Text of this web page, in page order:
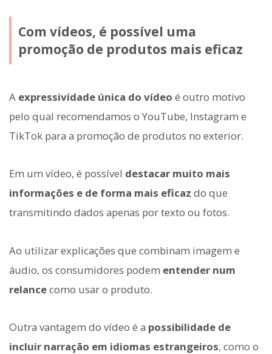
Com vídeos, é possível uma
promoção de produtos mais eficaz
A expressividade única do vídeo é outro motivo
pelo qual recomendamos o YouTube, Instagram e
TikTok para a promoção de produtos no exterior.
Em um vídeo, é possível destacar muito mais
informações e de forma mais eficaz do que
transmitindo dados apenas por texto ou fotos.
Ao utilizar explicações que combinam imagem e
áudio, os consumidores podem entender num
relancecomo usar o produto.
Outra vantagem do vídeo é a possibilidade de
incluir narração em idiomas estrangeiros, como o